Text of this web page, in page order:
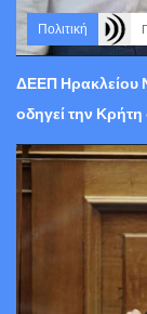
Πολιτική
ΔΕΕΠ Ηρακλείου
οδηγεί την